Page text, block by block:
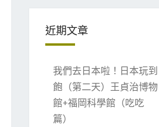
近期文章
我們去日本啦！日本玩到
飽（第二天）王貞治博物
館+福岡科學館（吃吃
篇）